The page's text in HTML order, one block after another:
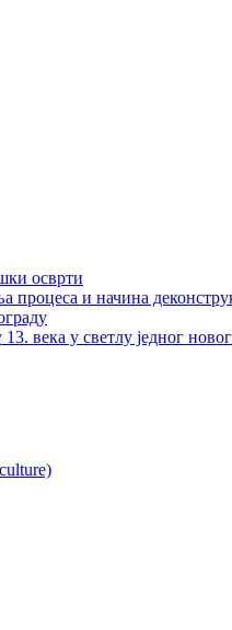
осврти
и начина
века у светлу једног